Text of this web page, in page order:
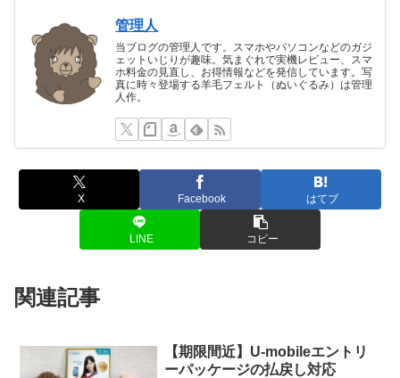
管理人
当ブログの管理人です。スマホやパソコンなどのガジ
ェットいじりが趣味。気まぐれで実機レビュー、スマ
ホ料金の見直し、お得情報などを発信しています。写
真に時々登場する羊毛フェルト（ぬいぐるみ）は管理
人作。
X Facebook はてブ
LINE コピー
関連記事
【期限間近】U-mobileエントリ
ーパッケージの払戻し対応